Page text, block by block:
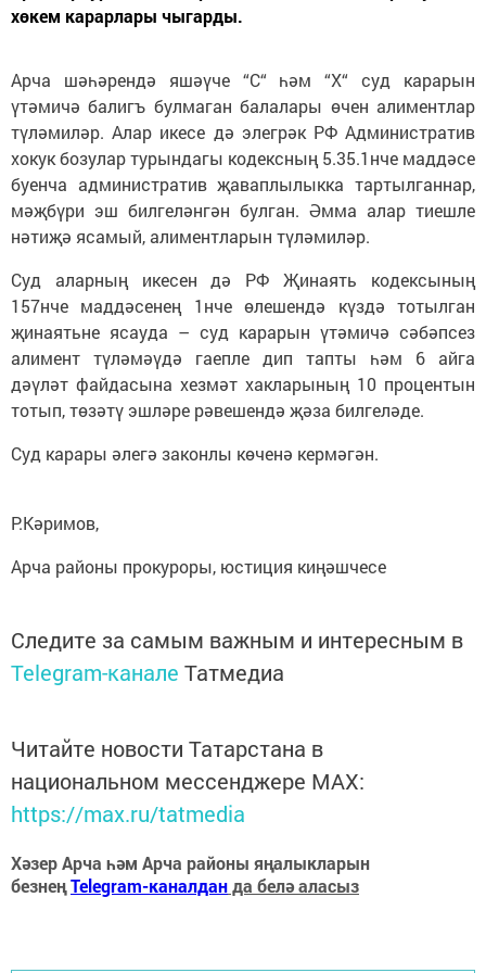
хөкем карарлары чыгарды.
Арча шәһәрендә яшәүче “С“ һәм “Х“ суд карарын
үтәмичә балигъ булмаган балалары өчен алиментлар
түләмиләр. Алар икесе дә элегрәк РФ Административ
хокук бозулар турындагы кодексның 5.35.1нче маддәсе
буенча административ җаваплылыкка тартылганнар,
мәҗбүри эш билгеләнгән булган. Әмма алар тиешле
нәтиҗә ясамый, алиментларын түләмиләр.
Суд аларның икесен дә РФ Җинаять кодексының
157нче маддәсенең 1нче өлешендә күздә тотылган
җинаятьне ясауда – суд карарын үтәмичә сәбәпсез
алимент түләмәүдә гаепле дип тапты һәм 6 айга
дәүләт файдасына хезмәт хакларының 10 процентын
тотып, төзәтү эшләре рәвешендә җәза билгеләде.
Суд карары әлегә законлы көченә кермәгән.
Р.Кәримов,
Арча районы прокуроры, юстиция киңәшчесе
Следите за самым важным и интересным в
Telegram-канале Татмедиа
Читайте новости Татарстана в
национальном мессенджере MАХ:
https://max.ru/tatmedia
Хәзер Арча һәм Арча районы яңалыкларын
безнеңTelegram-каналданда белә аласыз